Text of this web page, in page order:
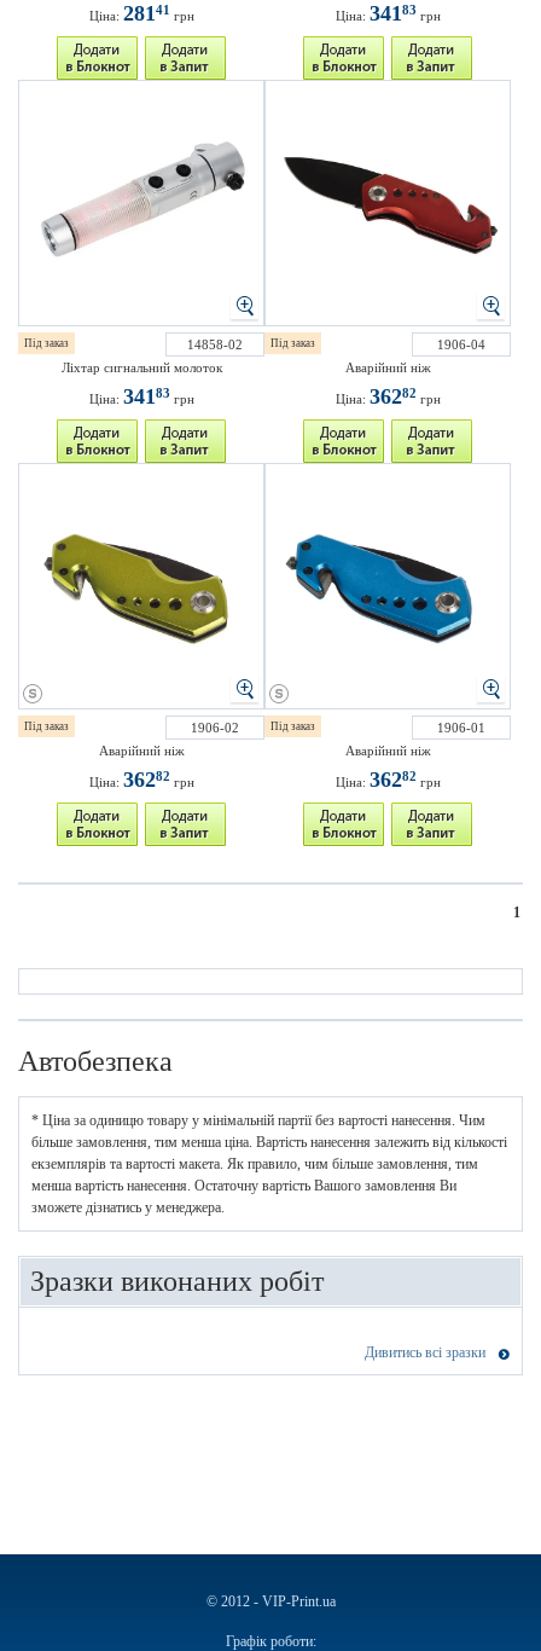
Ціна: 28141 грн Ціна: 34183 грн
Під заказ
14858-02
Ліхтар сигнальний молоток
Ціна: 34183 грн
Під заказ
1906-04
Аварійний ніж
Ціна: 36282 грн
Під заказ
1906-02
Аварійний ніж
Ціна: 36282 грн
Під заказ
1906-01
Аварійний ніж
Ціна: 36282 грн
1
Автобезпека
* Ціна за одиницю товару у мінімальній партії без вартості нанесення. Чим
більше замовлення, тим менша ціна. Вартість нанесення залежить від кількості
екземплярів та вартості макета. Як правило, чим більше замовлення, тим
менша вартість нанесення. Остаточну вартість Вашого замовлення Ви
зможете дізнатись у менеджера.
Зразки виконаних робіт
Дивитись всі зразки
© 2012 - VIP-Print.ua
Графік роботи: